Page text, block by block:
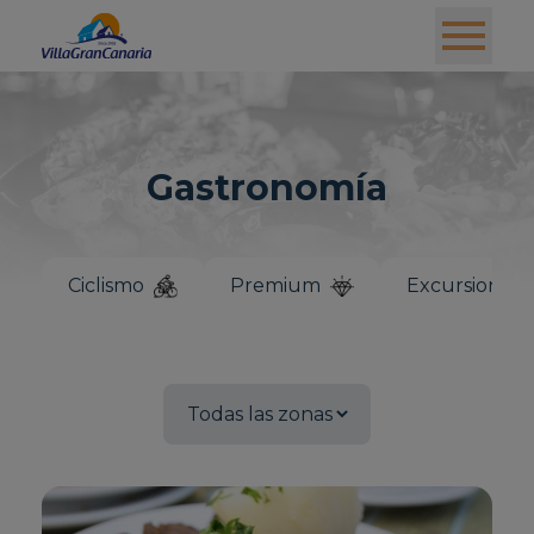
Gastronomía
Ciclismo Premium Excursiones